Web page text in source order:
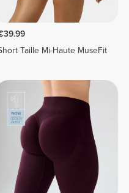
Taille Mi-Haute MuseFit